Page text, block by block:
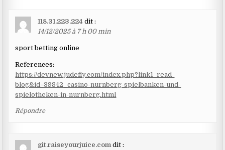
118.31.223.224 dit :
14/12/2025 à 7 h 00 min
sport betting online
References:
https://devnew.judefly.com/index.php?link1=read-
blog&id=39842_casino-nurnberg-spielbanken-und-
spielotheken-in-nurnberg.html
Répondre
git.raiseyourjuice.com dit :